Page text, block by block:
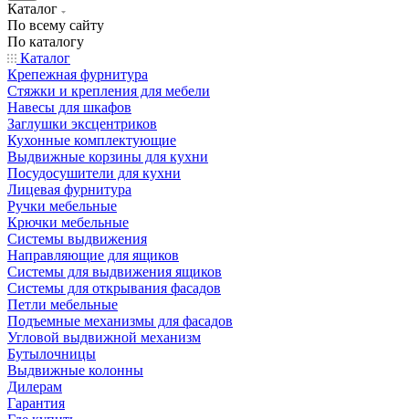
Каталог
По всему сайту
По каталогу
Каталог
Крепежная фурнитура
Стяжки и крепления для мебели
Навесы для шкафов
Заглушки эксцентриков
Кухонные комплектующие
Выдвижные корзины для кухни
Посудосушители для кухни
Лицевая фурнитура
Ручки мебельные
Крючки мебельные
Системы выдвижения
Направляющие для ящиков
Системы для выдвижения ящиков
Системы для открывания фасадов
Петли мебельные
Подъемные механизмы для фасадов
Угловой выдвижной механизм
Бутылочницы
Выдвижные колонны
Дилерам
Гарантия